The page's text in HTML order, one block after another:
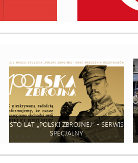
STO LAT „POLSKI ZBROJNEJ” - SERWIS
SPECJALNY